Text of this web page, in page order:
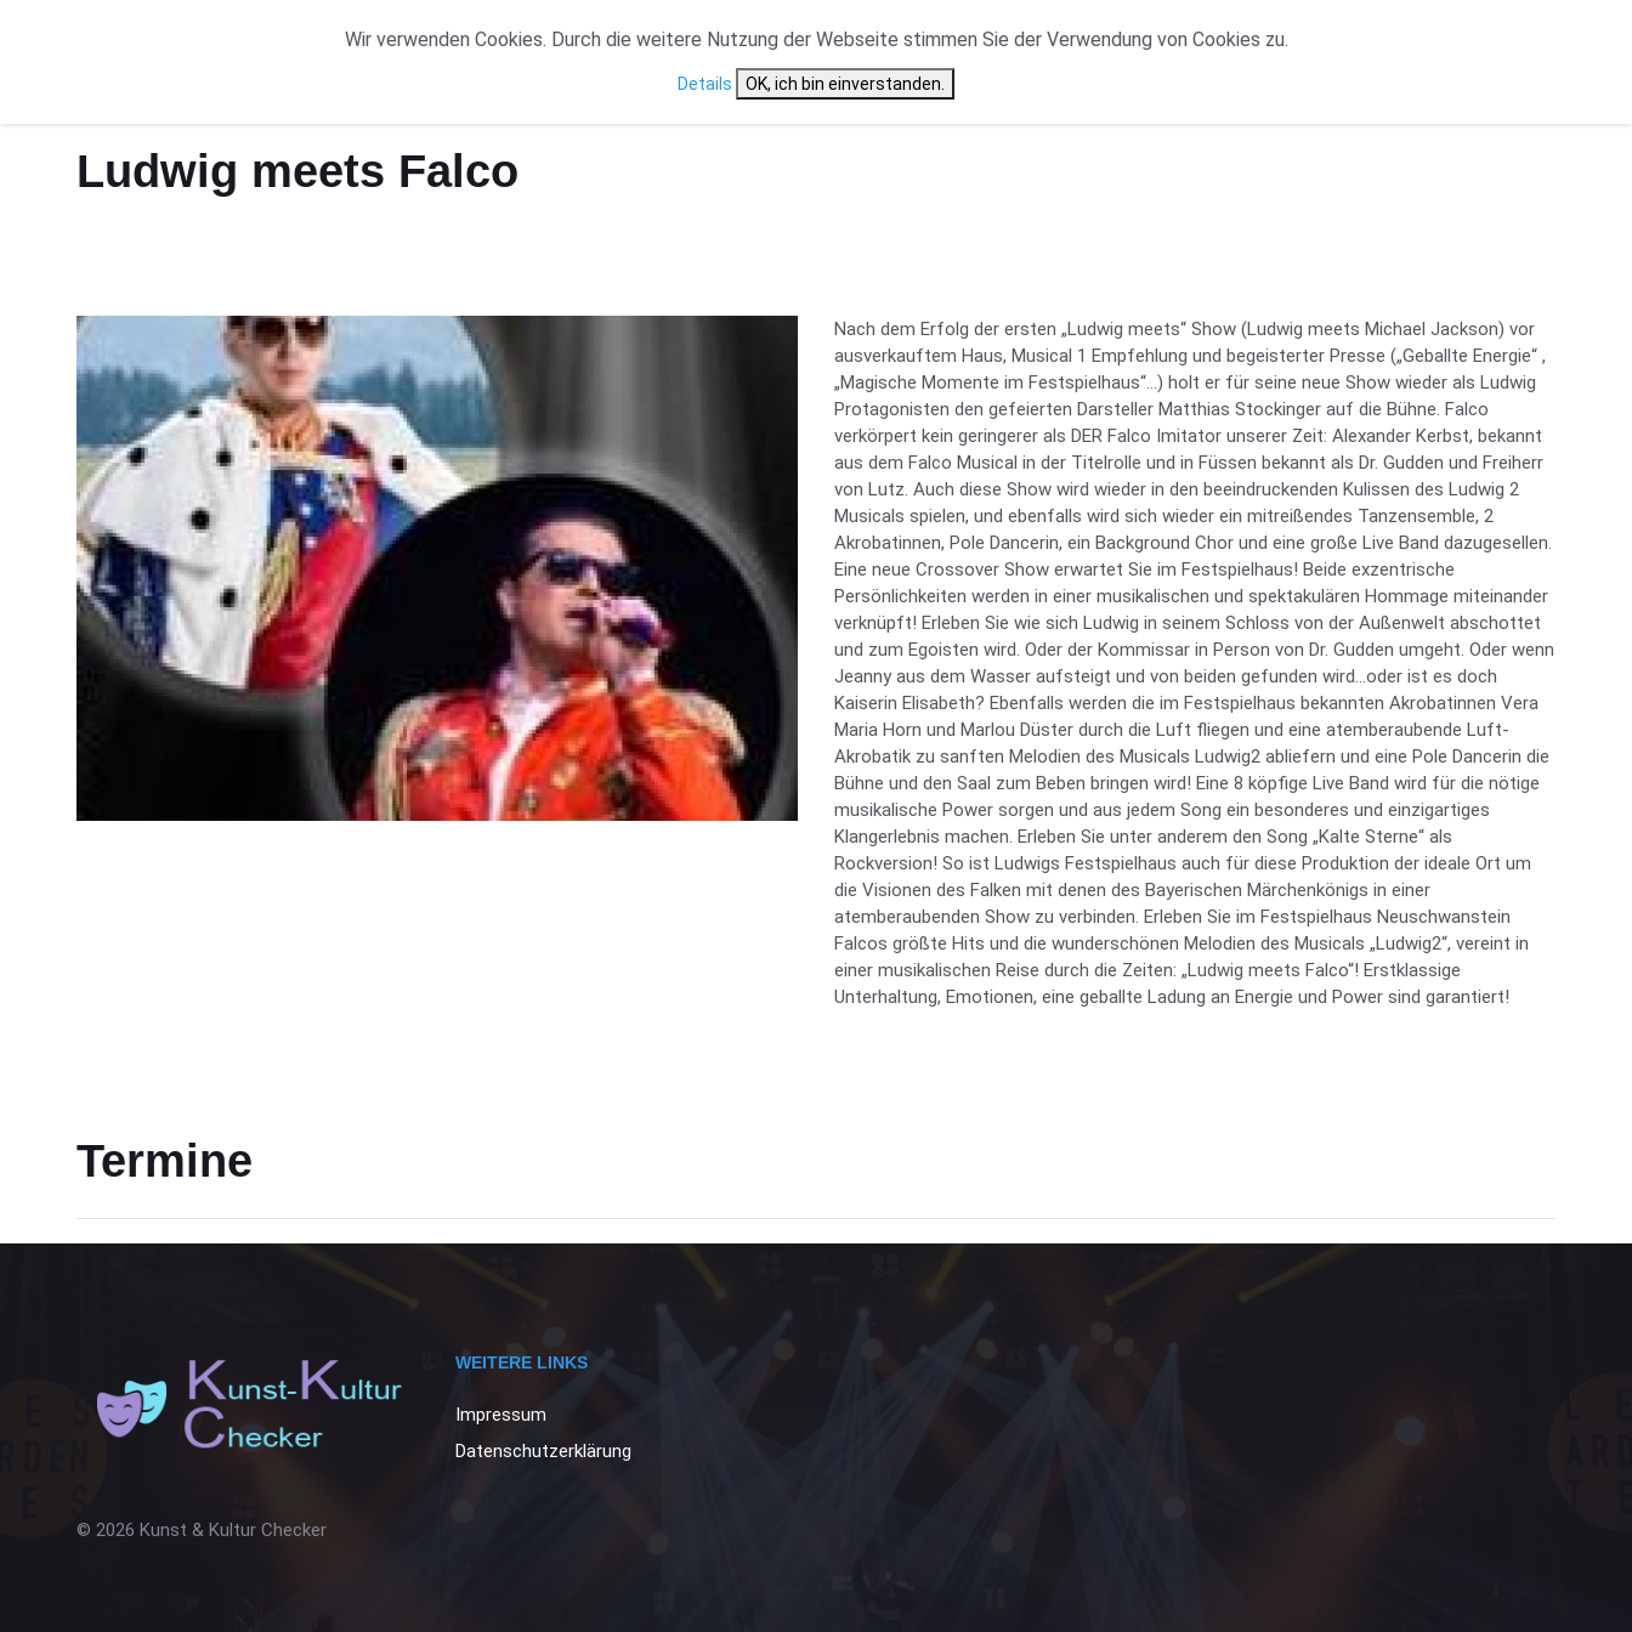
START ORTE VERANSTALTUNGSTYP NEWS CAST ÜBERSICHT
Ludwig meets Falco
Nach dem Erfolg der ersten „Ludwig meets“ Show (Ludwig meets Michael Jackson) vor
ausverkauftem Haus, Musical 1 Empfehlung und begeisterter Presse („Geballte Energie“ ,
„Magische Momente im Festspielhaus“…) holt er für seine neue Show wieder als Ludwig
Protagonisten den gefeierten Darsteller Matthias Stockinger auf die Bühne. Falco
verkörpert kein geringerer als DER Falco Imitator unserer Zeit: Alexander Kerbst, bekannt
aus dem Falco Musical in der Titelrolle und in Füssen bekannt als Dr. Gudden und Freiherr
von Lutz. Auch diese Show wird wieder in den beeindruckenden Kulissen des Ludwig 2
Musicals spielen, und ebenfalls wird sich wieder ein mitreißendes Tanzensemble, 2
Akrobatinnen, Pole Dancerin, ein Background Chor und eine große Live Band dazugesellen.
Eine neue Crossover Show erwartet Sie im Festspielhaus! Beide exzentrische
Persönlichkeiten werden in einer musikalischen und spektakulären Hommage miteinander
verknüpft! Erleben Sie wie sich Ludwig in seinem Schloss von der Außenwelt abschottet
und zum Egoisten wird. Oder der Kommissar in Person von Dr. Gudden umgeht. Oder wenn
Jeanny aus dem Wasser aufsteigt und von beiden gefunden wird…oder ist es doch
Kaiserin Elisabeth? Ebenfalls werden die im Festspielhaus bekannten Akrobatinnen Vera
Maria Horn und Marlou Düster durch die Luft fliegen und eine atemberaubende Luft-
Akrobatik zu sanften Melodien des Musicals Ludwig2 abliefern und eine Pole Dancerin die
Bühne und den Saal zum Beben bringen wird! Eine 8 köpfige Live Band wird für die nötige
musikalische Power sorgen und aus jedem Song ein besonderes und einzigartiges
Klangerlebnis machen. Erleben Sie unter anderem den Song „Kalte Sterne“ als
Rockversion! So ist Ludwigs Festspielhaus auch für diese Produktion der ideale Ort um
die Visionen des Falken mit denen des Bayerischen Märchenkönigs in einer
atemberaubenden Show zu verbinden. Erleben Sie im Festspielhaus Neuschwanstein
Falcos größte Hits und die wunderschönen Melodien des Musicals „Ludwig2“, vereint in
einer musikalischen Reise durch die Zeiten: „Ludwig meets Falco“! Erstklassige
Unterhaltung, Emotionen, eine geballte Ladung an Energie und Power sind garantiert!
Termine
© 2026 Kunst & Kultur Checker
WEITERE LINKS
Impressum
Datenschutzerklärung
Wir verwenden Cookies. Durch die weitere Nutzung der Webseite stimmen Sie der Verwendung von Cookies zu.
Details OK, ich bin einverstanden.